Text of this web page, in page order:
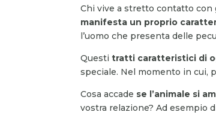
Chi vive a stretto contatto
manifesta un proprio
l’uomo che presenta delle
Questi tratti caratteristici di
speciale. Nel momento in cui,
Cosa accade se l’animale si
vostra relazione? Ad esempio